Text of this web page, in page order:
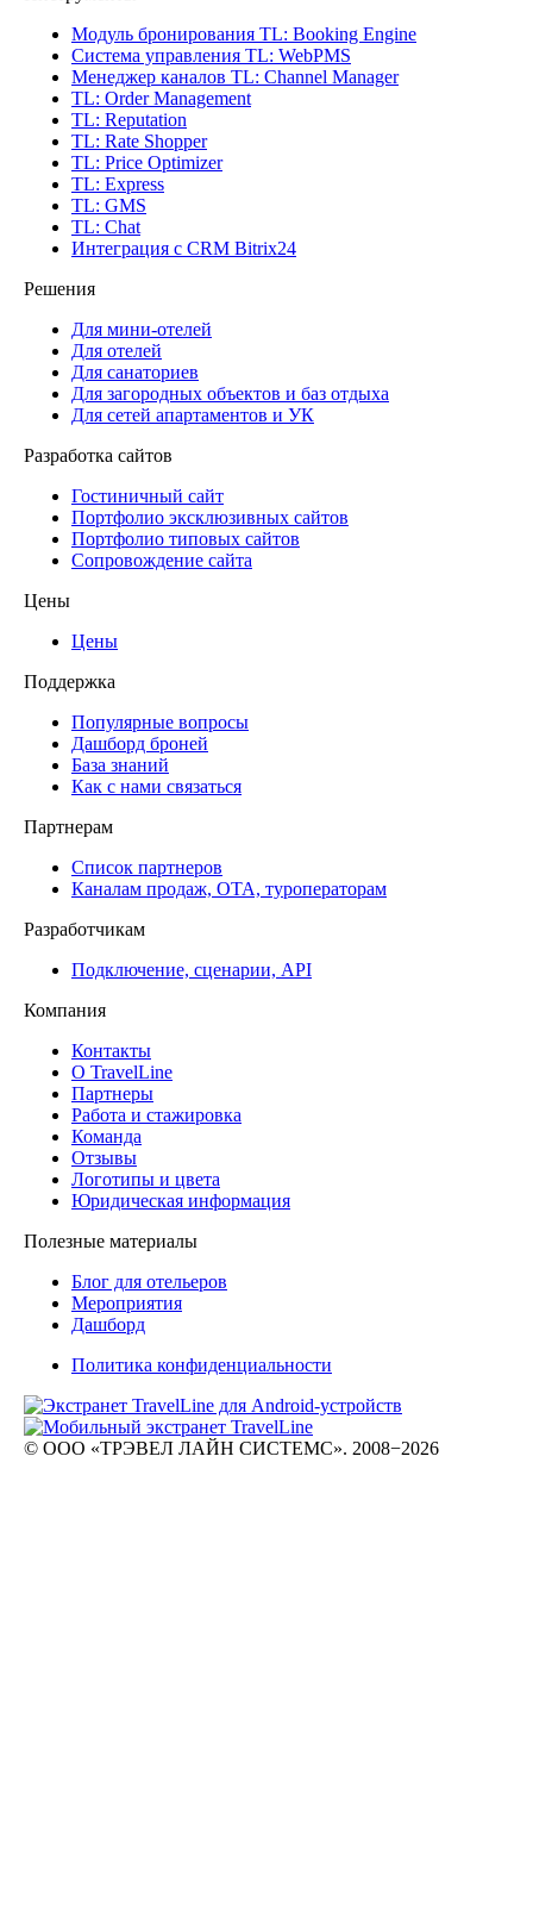
Модуль бронирования TL: Booking Engine
Система управления TL: WebPMS
Менеджер каналов TL: Channel Manager
TL: Order Management
TL: Reputation
TL: Rate Shopper
TL: Price Optimizer
TL: Express
TL: GMS
TL: Chat
Интеграция с CRM Bitrix24
Решения
Для мини-отелей
Для отелей
Для санаториев
Для загородных объектов и баз отдыха
Для сетей апартаментов и УК
Разработка сайтов
Гостиничный сайт
Портфолио эксклюзивных сайтов
Портфолио типовых сайтов
Сопровождение сайта
Цены
Цены
Поддержка
Популярные вопросы
Дашборд броней
База знаний
Как с нами связаться
Партнерам
Список партнеров
Каналам продаж, ОТА, туроператорам
Разработчикам
Подключение, сценарии, API
Компания
Контакты
О TravelLine
Партнеры
Работа и стажировка
Команда
Отзывы
Логотипы и цвета
Юридическая информация
Полезные материалы
Блог для отельеров
Мероприятия
Дашборд
Политика конфиденциальности
© ООО «ТРЭВЕЛ ЛАЙН СИСТЕМС». 2008−2026